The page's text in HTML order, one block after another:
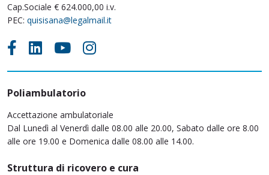
Cap.Sociale € 624.000,00 i.v.
PEC: quisisana@legalmail.it
Poliambulatorio
Accettazione ambulatoriale
Dal Lunedì al Venerdì dalle 08.00 alle 20.00, Sabato dalle ore 8.00
alle ore 19.00 e Domenica dalle 08.00 alle 14.00.
Struttura di ricovero e cura